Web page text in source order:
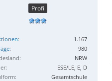
Profi
1.167
980
NRW
ESE/LE, E, D
Gesamtschule